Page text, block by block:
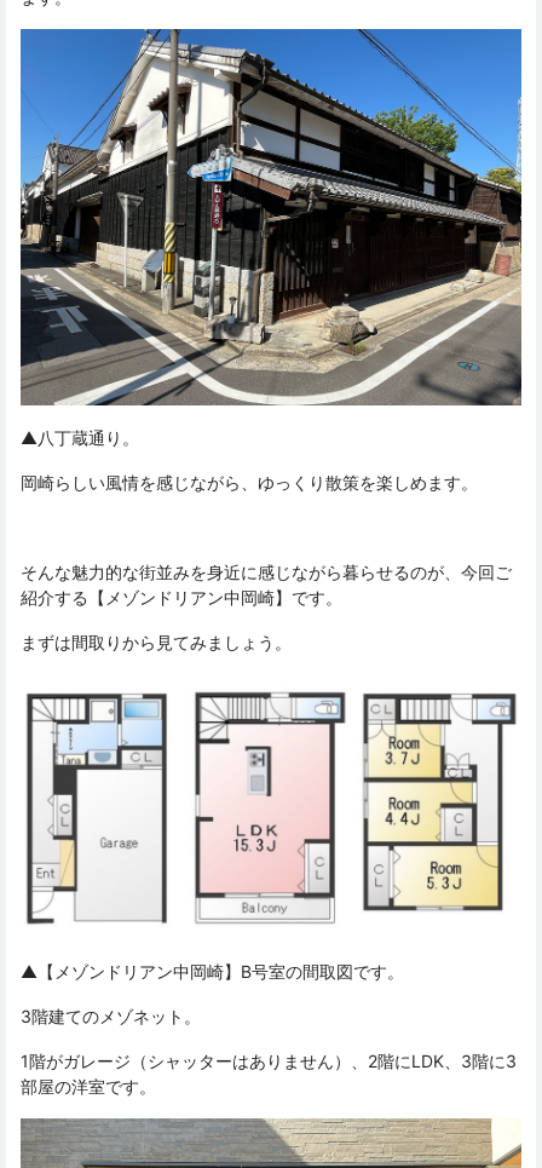
▲八丁蔵通り。
岡崎らしい風情を感じながら、ゆっくり散策を楽しめます。
そんな魅力的な街並みを身近に感じながら暮らせるのが、今回ご
紹介する【メゾンドリアン中岡崎】です。
まずは間取りから見てみましょう。
▲【メゾンドリアン中岡崎】B号室の間取図です。
3階建てのメゾネット。
1階がガレージ（シャッターはありません）、2階にLDK、3階に3
部屋の洋室です。